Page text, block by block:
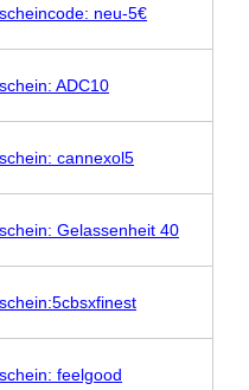
neu-5€
ADC10
cannexol5
Gelassenheit 40
feelgood